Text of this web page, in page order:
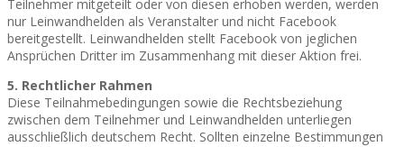
Teilnehmer mitgeteilt oder von diesen erhoben werden, werden
nur Leinwandhelden als Veranstalter und nicht Facebook
bereitgestellt. Leinwandhelden stellt Facebook von jeglichen
Ansprüchen Dritter im Zusammenhang mit dieser Aktion frei.
5. Rechtlicher Rahmen
Diese Teilnahmebedingungen sowie die Rechtsbeziehung
zwischen dem Teilnehmer und Leinwandhelden unterliegen
ausschließlich deutschem Recht. Sollten einzelne Bestimmungen